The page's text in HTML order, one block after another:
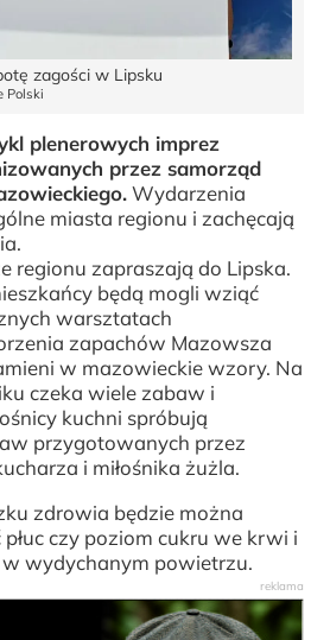
zagości w Lipsku
Polski
plenerowych imprez
przez samorząd
Wydarzenia
miasta regionu i zachęcają
regionu zapraszają do Lipska.
będą mogli wziąć
warsztatach
zapachów Mazowsza
w mazowieckie wzory. Na
czeka wiele zabaw i
kuchni spróbują
przygotowanych przez
i miłośnika żużla.
zdrowia będzie można
czy poziom cukru we krwi i
wydychanym powietrzu.